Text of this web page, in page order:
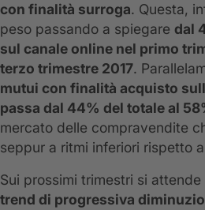
con finalità surroga. Questa,
peso passando a spiegare dal
sul canale online nel primo
terzo trimestre 2017.
mutui con finalità acquisto
passa dal 44% del totale al
mercato delle compravendite
seppur a ritmi inferiori rispetto
Sui prossimi trimestri si attende
trend di progressiva